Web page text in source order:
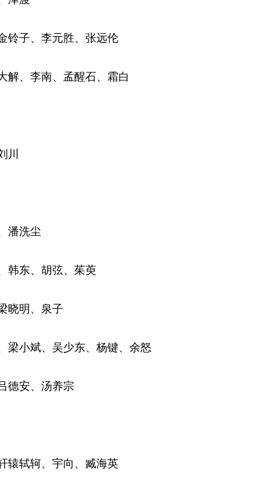
铃子、李元胜、张远伦
解、李南、孟醒石、霜白
川
潘洗尘
韩东、胡弦、茱萸
晓明、泉子
梁小斌、吴少东、杨键、余怒
德安、汤养宗
辕轼轲、宇向、臧海英